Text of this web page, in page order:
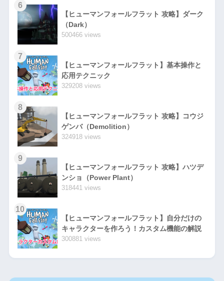
6
【ヒューマンフォールフラット 攻略】ダーク
（Dark）
500466 views
7
【ヒューマンフォールフラット】基本操作と
応用テクニック
329208 views
8
【ヒューマンフォールフラット 攻略】コウジ
ゲンバ（Demolition）
324918 views
9
【ヒューマンフォールフラット 攻略】ハツデ
ンショ（Power Plant）
318441 views
10
【ヒューマンフォールフラット】自分だけの
キャラクターを作ろう！カスタム機能の解説
300881 views